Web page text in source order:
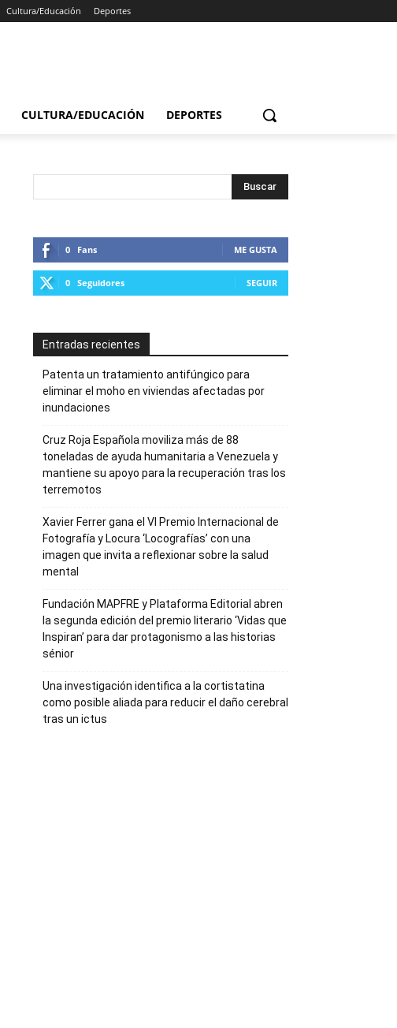
Cultura/Educación Deportes
CULTURA/EDUCACIÓN DEPORTES
0 Fans ME GUSTA
0 Seguidores SEGUIR
Entradas recientes
Patenta un tratamiento antifúngico para
eliminar el moho en viviendas afectadas por
inundaciones
Cruz Roja Española moviliza más de 88
toneladas de ayuda humanitaria a Venezuela y
mantiene su apoyo para la recuperación tras los
terremotos
Xavier Ferrer gana el VI Premio Internacional de
Fotografía y Locura ‘Locografías’ con una
imagen que invita a reflexionar sobre la salud
mental
Fundación MAPFRE y Plataforma Editorial abren
la segunda edición del premio literario ‘Vidas que
Inspiran’ para dar protagonismo a las historias
sénior
Una investigación identifica a la cortistatina
como posible aliada para reducir el daño cerebral
tras un ictus